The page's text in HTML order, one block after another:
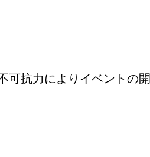
可抗力によりイベントの